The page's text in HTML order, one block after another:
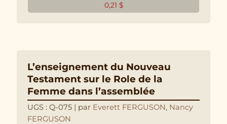
0,21 $
L’enseignement du Nouveau
Testament sur le Role de la
Femme dans l’assemblée
UGS : Q-075 | par Everett FERGUSON, Nancy
FERGUSON